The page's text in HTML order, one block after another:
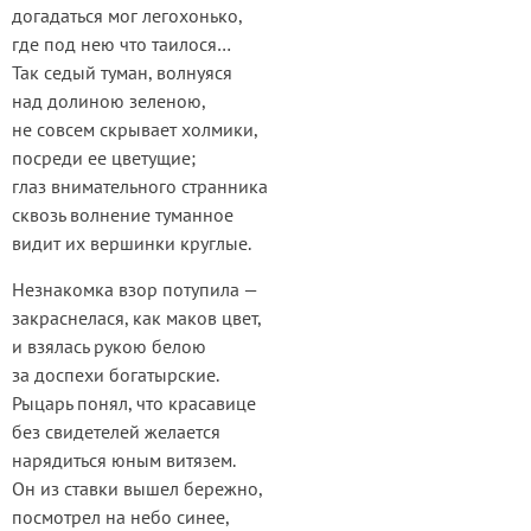
догадаться мог легохонько,
где под нею что таилося…
Так седый туман, волнуяся
над долиною зеленою,
не совсем скрывает холмики,
посреди ее цветущие;
глаз внимательного странника
сквозь волнение туманное
видит их вершинки круглые.
Незнакомка взор потупила —
закраснелася, как маков цвет,
и взялась рукою белою
за доспехи богатырские.
Рыцарь понял, что красавице
без свидетелей желается
нарядиться юным витязем.
Он из ставки вышел бережно,
посмотрел на небо синее,